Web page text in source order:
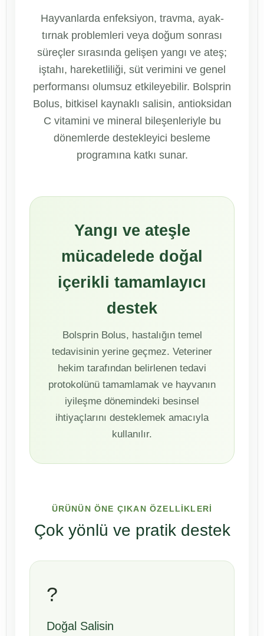
Hayvanlarda enfeksiyon, travma, ayak-
tırnak problemleri veya doğum sonrası
süreçler sırasında gelişen yangı ve ateş;
iştahı, hareketliliği, süt verimini ve genel
performansı olumsuz etkileyebilir. Bolsprin
Bolus, bitkisel kaynaklı salisin, antioksidan
C vitamini ve mineral bileşenleriyle bu
dönemlerde destekleyici besleme
programına katkı sunar.
Yangı ve ateşle
mücadelede doğal
içerikli tamamlayıcı
destek
Bolsprin Bolus, hastalığın temel
tedavisinin yerine geçmez. Veteriner
hekim tarafından belirlenen tedavi
protokolünü tamamlamak ve hayvanın
iyileşme dönemindeki besinsel
ihtiyaçlarını desteklemek amacıyla
kullanılır.
ÜRÜNÜN ÖNE ÇIKAN ÖZELLİKLERİ
Çok yönlü ve pratik destek
?
Doğal Salisin